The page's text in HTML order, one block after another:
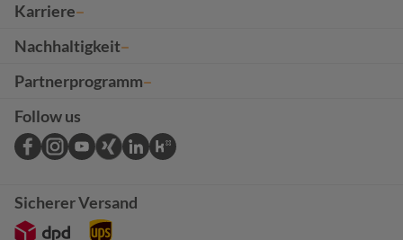
Karriere
Nachhaltigkeit
Partnerprogramm
Follow us
Sicherer Versand